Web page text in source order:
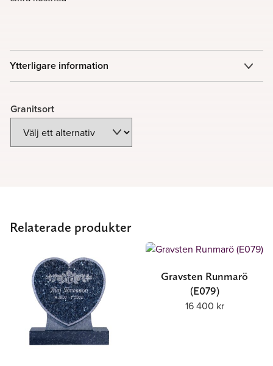
Ytterligare information
Rödflammig
Granitsort
Relaterade produkter
Gravsten Runmarö
(E079)
16 400 kr